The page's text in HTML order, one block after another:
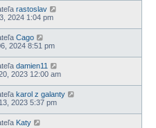
rastoslav
2024 1:04 pm
Cago
2024 8:51 pm
damien11
2023 12:00 am
karol z galanty
2023 5:37 pm
Katy